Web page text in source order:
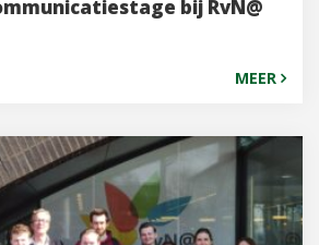
bij RvN@
MEER